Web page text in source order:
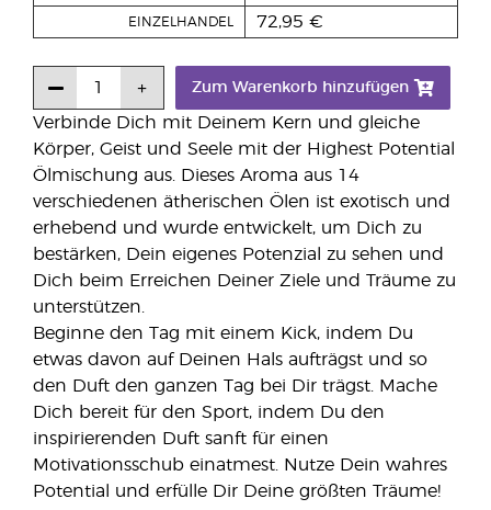
Verbinde Dich mit Deinem Kern und gleiche
Körper, Geist und Seele mit der Highest Potential
Ölmischung aus. Dieses Aroma aus 14
verschiedenen ätherischen Ölen ist exotisch und
erhebend und wurde entwickelt, um Dich zu
bestärken, Dein eigenes Potenzial zu sehen und
Dich beim Erreichen Deiner Ziele und Träume zu
unterstützen.
Beginne den Tag mit einem Kick, indem Du
etwas davon auf Deinen Hals aufträgst und so
den Duft den ganzen Tag bei Dir trägst. Mache
Dich bereit für den Sport, indem Du den
inspirierenden Duft sanft für einen
Motivationsschub einatmest. Nutze Dein wahres
Potential und erfülle Dir Deine größten Träume!
EINZELHANDEL 72,95 €
Zum Warenkorb hinzufügen